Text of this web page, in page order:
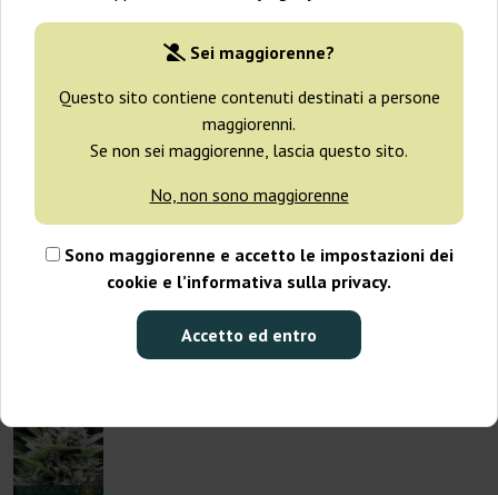
Sei maggiorenne?
Questo sito contiene contenuti destinati a persone
maggiorenni.
Se non sei maggiorenne, lascia questo sito.
No, non sono maggiorenne
Sono maggiorenne e accetto le impostazioni dei
cookie e l’informativa sulla privacy.
Accetto ed entro